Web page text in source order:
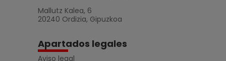
Mallutz Kalea, 6
20240 Ordizia, Gipuzkoa
Apartados legales
Aviso legal